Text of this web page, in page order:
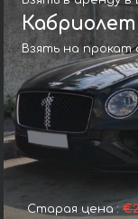
Кабриолет
Взять на
Старая цена :